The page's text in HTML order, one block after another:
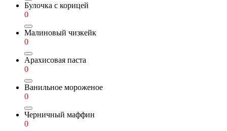
Булочка с корицей
0
Малиновый чизкейк
0
Арахисовая паста
0
Ванильное мороженое
0
Черничный маффин
0